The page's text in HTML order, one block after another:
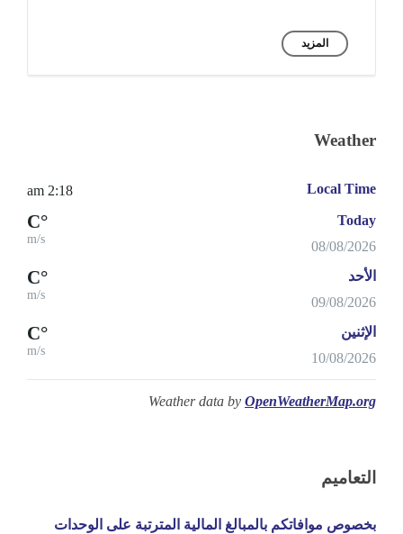
المزيد
Weather
Local Time
2:18 am
Today
08/08/2026
°C
m/s
الأحد
09/08/2026
°C
m/s
الإثنين
10/08/2026
°C
m/s
Weather data by OpenWeatherMap.org
التعاميم
بخصوص موافاتكم بالمبالغ المالية المترتبة على الوحدات